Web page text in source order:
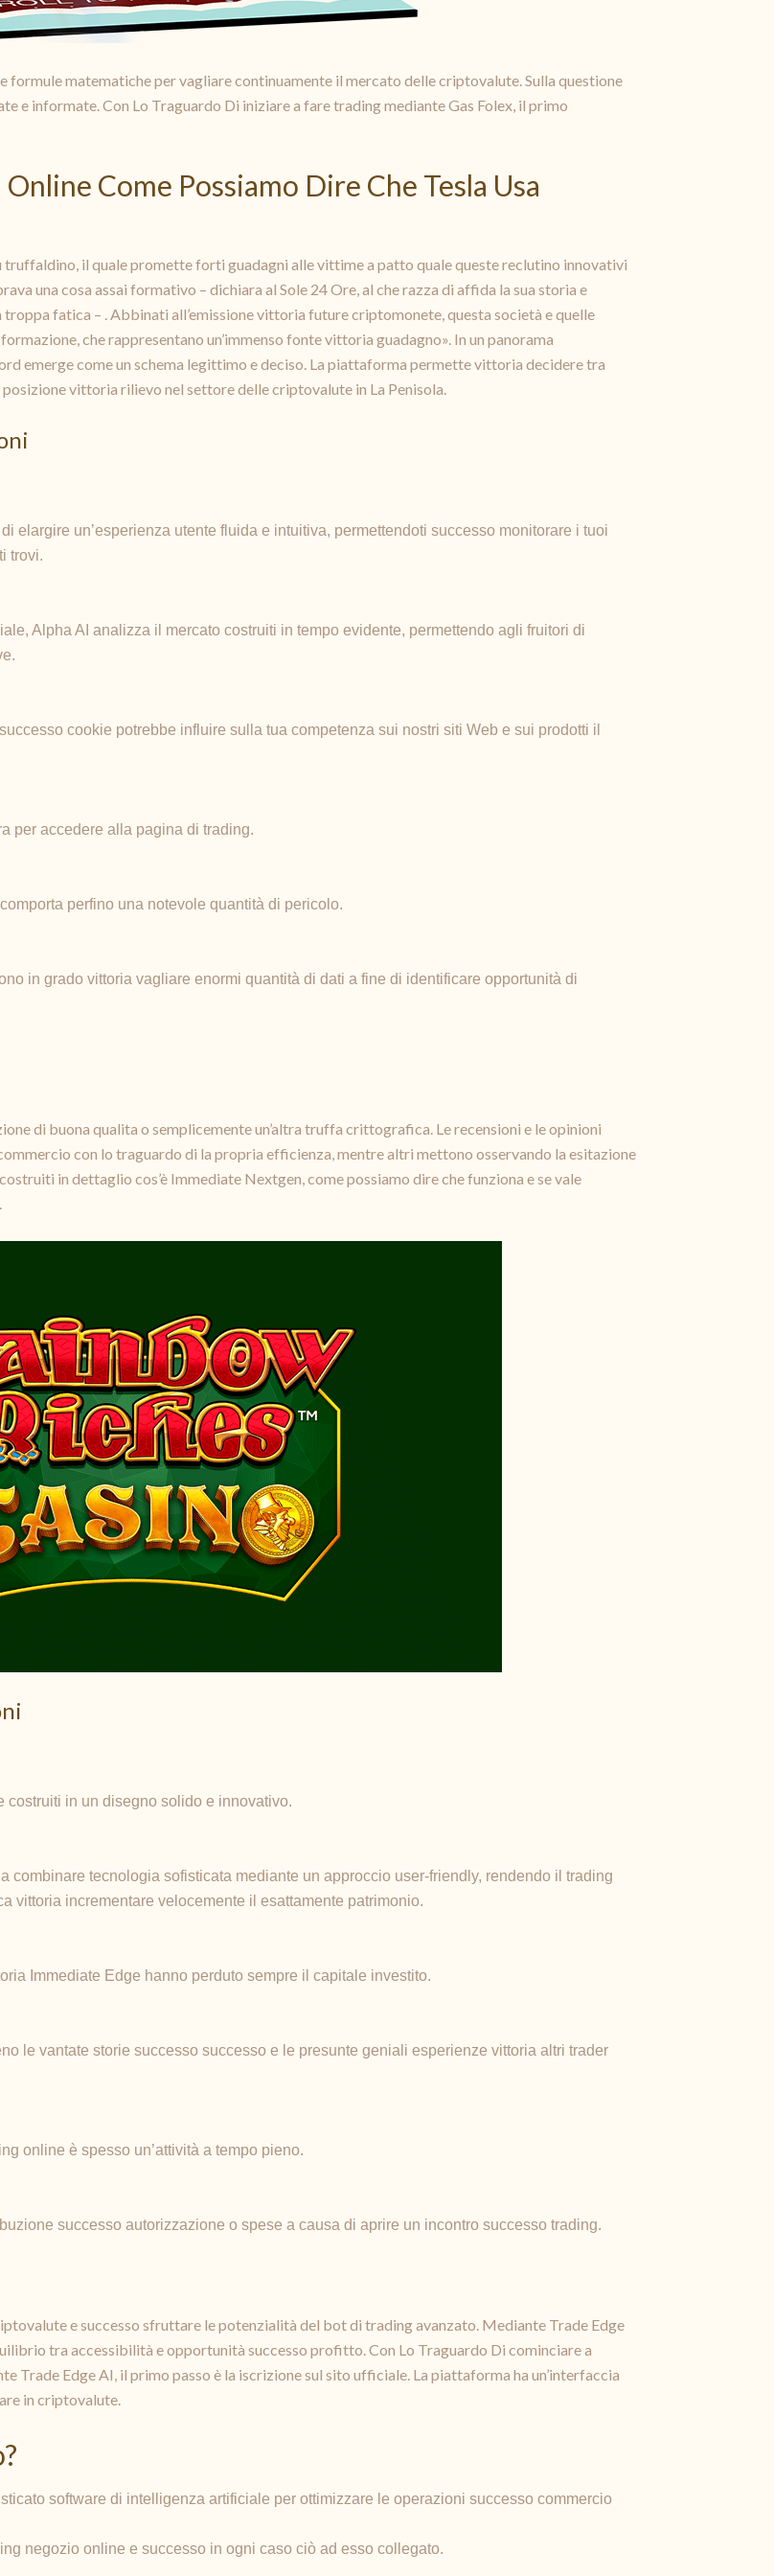
formule matematiche per vagliare continuamente il mercato delle criptovalute. Sulla questione
e informate. Con Lo Traguardo Di iniziare a fare trading mediante Gas Folex, il primo
Come Possiamo Dire Che Tesla Usa
il quale promette forti guadagni alle vittime a patto quale queste reclutino innovativi
una cosa assai formativo – dichiara al Sole 24 Ore, al che razza di affida la sua storia e
troppa fatica – . Abbinati all’emissione vittoria future criptomonete, questa società e quelle
che rappresentano un’immenso fonte vittoria guadagno». In un panorama
emerge come un schema legittimo e deciso. La piattaforma permette vittoria decidere tra
vittoria rilievo nel settore delle criptovalute in La Penisola.
elargire un’esperienza utente fluida e intuitiva, permettendoti successo monitorare i tuoi
trovi.
Alpha AI analizza il mercato costruiti in tempo evidente, permettendo agli fruitori di
cookie potrebbe influire sulla tua competenza sui nostri siti Web e sui prodotti il
per accedere alla pagina di trading.
perfino una notevole quantità di pericolo.
in grado vittoria vagliare enormi quantità di dati a fine di identificare opportunità di
di buona qualita o semplicemente un’altra truffa crittografica. Le recensioni e le opinioni
con lo traguardo di la propria efficienza, mentre altri mettono osservando la esitazione
in dettaglio cos’è Immediate Nextgen, come possiamo dire che funziona e se vale
costruiti in un disegno solido e innovativo.
combinare tecnologia sofisticata mediante un approccio user-friendly, rendendo il trading
vittoria incrementare velocemente il esattamente patrimonio.
Immediate Edge hanno perduto sempre il capitale investito.
le vantate storie successo successo e le presunte geniali esperienze vittoria altri trader
online è spesso un’attività a tempo pieno.
successo autorizzazione o spese a causa di aprire un incontro successo trading.
e successo sfruttare le potenzialità del bot di trading avanzato. Mediante Trade Edge
tra accessibilità e opportunità successo profitto. Con Lo Traguardo Di cominciare a
Trade Edge AI, il primo passo è la iscrizione sul sito ufficiale. La piattaforma ha un’interfaccia
in criptovalute.
software di intelligenza artificiale per ottimizzare le operazioni successo commercio
negozio online e successo in ogni caso ciò ad esso collegato.